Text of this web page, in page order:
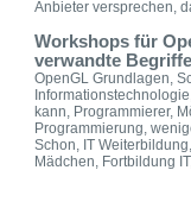
Anbieter versprechen,
Workshops für
verwandte
OpenGL Grundlagen,
kann, Programmierer,
Programmierung,
Schon, IT
Mädchen, Fortbildung